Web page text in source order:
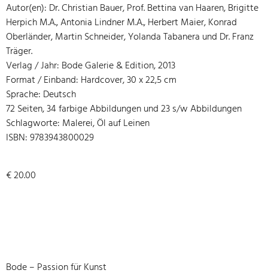
Autor(en): Dr. Christian Bauer, Prof. Bettina van Haaren, Brigitte
Herpich M.A., Antonia Lindner M.A., Herbert Maier, Konrad
Oberländer, Martin Schneider, Yolanda Tabanera und Dr. Franz
Träger.
Verlag / Jahr: Bode Galerie & Edition, 2013
Format / Einband: Hardcover, 30 x 22,5 cm
Sprache: Deutsch
72 Seiten, 34 farbige Abbildungen und 23 s/w Abbildungen
Schlagworte: Malerei, Öl auf Leinen
ISBN: 9783943800029
€ 20.00
Bode – Passion für Kunst